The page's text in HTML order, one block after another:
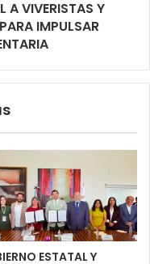
A VIVERISTAS Y
IMPULSAR
ESTATAL Y